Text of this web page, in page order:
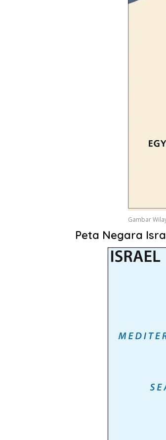
Gambar
Peta Negara